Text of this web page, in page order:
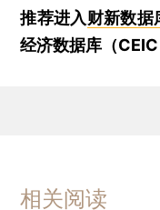
推荐进入财新数据
经济数据库（CEIC
相关阅读